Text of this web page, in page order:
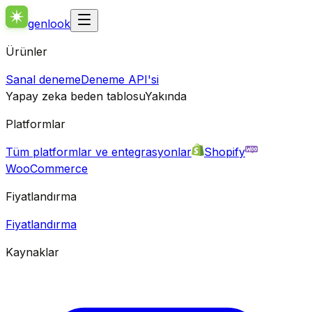
genlook
Ürünler
Sanal denemeDeneme API'si
Yapay zeka beden tablosuYakında
Platformlar
Tüm platformlar ve entegrasyonlar
Shopify
WooCommerce
Fiyatlandırma
Fiyatlandırma
Kaynaklar